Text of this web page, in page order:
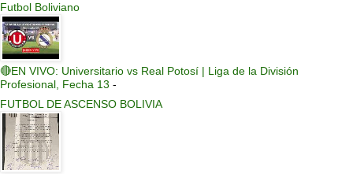
Futbol Boliviano
🔴EN VIVO: Universitario vs Real Potosí | Liga de la División
Profesional, Fecha 13 -
FUTBOL DE ASCENSO BOLIVIA